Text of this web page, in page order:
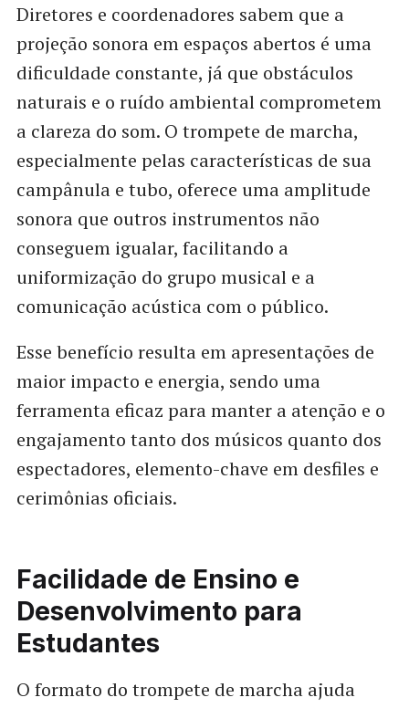
Diretores e coordenadores sabem que a
projeção sonora em espaços abertos é uma
dificuldade constante, já que obstáculos
naturais e o ruído ambiental comprometem
a clareza do som. O trompete de marcha,
especialmente pelas características de sua
campânula e tubo, oferece uma amplitude
sonora que outros instrumentos não
conseguem igualar, facilitando a
uniformização do grupo musical e a
comunicação acústica com o público.
Esse benefício resulta em apresentações de
maior impacto e energia, sendo uma
ferramenta eficaz para manter a atenção e o
engajamento tanto dos músicos quanto dos
espectadores, elemento-chave em desfiles e
cerimônias oficiais.
Facilidade de Ensino e
Desenvolvimento para
Estudantes
O formato do trompete de marcha ajuda